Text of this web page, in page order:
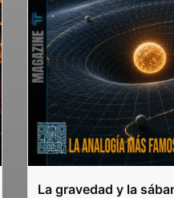
La gravedad y la